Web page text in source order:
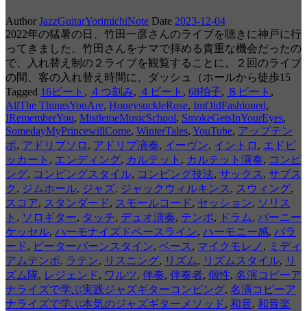
Author JazzGuitarYorimichiNote Date 2023-12-04
2022年の猛暑の日、竹田一彦さんのライブを聴きに神戸に行
ってきました。竹田さんをナマで拝める貴重な機会だったの
で、入れ替え制の２ライブを観覧することに。２回のライブ
の間、客の入れ替え時間に、ダッシュ（ホールから徒歩15
Tagged 16ビート , ４つ刻み, ４ビート , 68拍子, ８ビート ,
AllThe ThingsYouAre, HoneysuckleRose, ImOldFashioned,
IRememberYou, MistletoeMusicSchool, SmokeGetsInYourEyes,
SomedayMyPrincewillCome, WinterTales, YouTube, アップテン
ポ, アドリブソロ , アドリブ演奏, イーヴン, イントロ , エドビ
ッカート , エンディング, カルテット , カルテット演奏, コンピ
ング, コンピングスタイル, コンピング技法, サックス , サブス
ク , ジムホール, ジャズ, ジャックウィルキンス , スウィング,
スコア, スタンダード, スモールコード, セッション, ソリス
ト , ソロギター, タッチ, デュオ演奏, テンポ, ドラム, バーニー
ケッセル, ハーモナイズドベースライン, ハーモニー感, バラ
ード, ピーターバーンスタイン, ベース , マイクモレノ , ミディ
アムテンポ, ラテン, リスニング, リズム, リズムスタイル, リ
ズム隊, レジェンド, ワルツ, 伴奏, 伴奏者, 個性, 名演コピーア
ナライズで学ぶ実践ジャズギターコンピング, 名演コピーア
ナライズで学ぶ本気のジャズギターメソッド, 和音, 和音楽